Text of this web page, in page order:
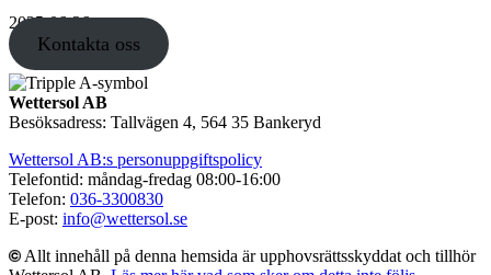
2025-06-26
Kontakta oss
Wettersol AB
Besöksadress: Tallvägen 4, 564 35 Bankeryd
Wettersol AB:s personuppgiftspolicy
Telefontid: måndag-fredag 08:00-16:00
Telefon: 036-3300830
E-post: info@wettersol.se
Allt innehåll på denna hemsida är upphovsrättsskyddat och tillhör